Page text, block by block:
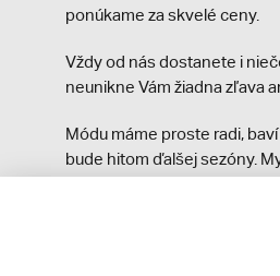
ponúkame za skvelé ceny.
Vždy od nás dostanete i
neunikne Vám žiadna zľava
Módu máme proste radi,
bude hitom ďalšej sezóny.